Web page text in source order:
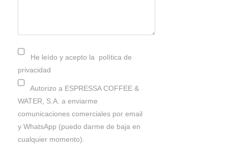
He leído y acepto la política de
privacidad
Autorizo a ESPRESSA COFFEE &
WATER, S.A. a enviarme
comunicaciones comerciales por email
y WhatsApp (puedo darme de baja en
cualquier momento).